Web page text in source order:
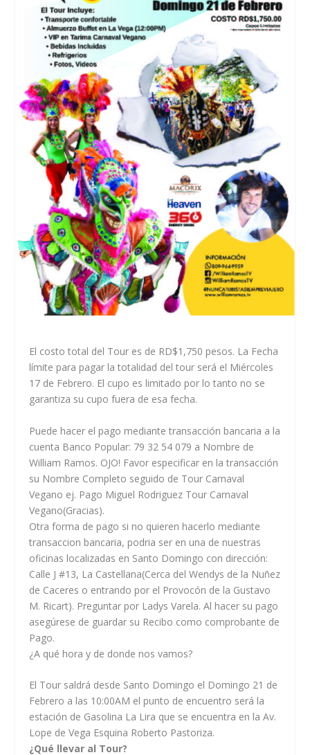
El costo total del Tour es de RD$1,750 pesos. La Fecha
límite para pagar la totalidad del tour será el Miércoles
17 de Febrero. El cupo es limitado por lo tanto no se
garantiza su cupo fuera de esa fecha.
Puede hacer el pago mediante transacción bancaria a la
cuenta Banco Popular: 79 32 54 079 a Nombre de
William Ramos. OJO! Favor especificar en la transacción
su Nombre Completo seguido de Tour Carnaval
Vegano ej. Pago Miguel Rodriguez Tour Carnaval
Vegano(Gracias).
Otra forma de pago si no quieren hacerlo mediante
transaccion bancaria, podria ser en una de nuestras
oficinas localizadas en Santo Domingo con dirección:
Calle J #13, La Castellana(Cerca del Wendys de la Nuñez
de Caceres o entrando por el Provocón de la Gustavo
M. Ricart). Preguntar por Ladys Varela. Al hacer su pago
asegúrese de guardar su Recibo como comprobante de
Pago.
¿A qué hora y de donde nos vamos?
El Tour saldrá desde Santo Domingo el Domingo 21 de
Febrero a las 10:00AM el punto de encuentro será la
estación de Gasolina La Lira que se encuentra en la Av.
Lope de Vega Esquina Roberto Pastoriza.
¿Qué llevar al Tour?